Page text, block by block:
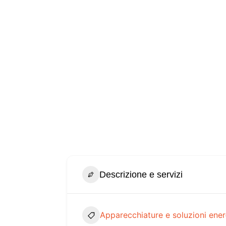
Descrizione e servizi
Apparecchiature e soluzioni